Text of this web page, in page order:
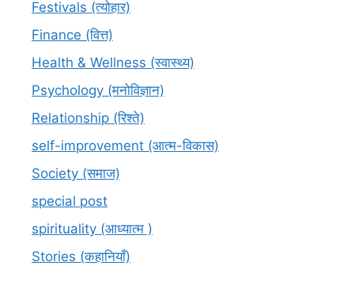
Festivals (त्योहार)
Finance (वित्त)
Health & Wellness (स्वास्थ्य)
Psychology (मनोविज्ञान)
Relationship (रिश्ते)
self-improvement (आत्म-विकास)
Society (समाज)
special post
spirituality (आध्यात्म )
Stories (कहानियाँ)